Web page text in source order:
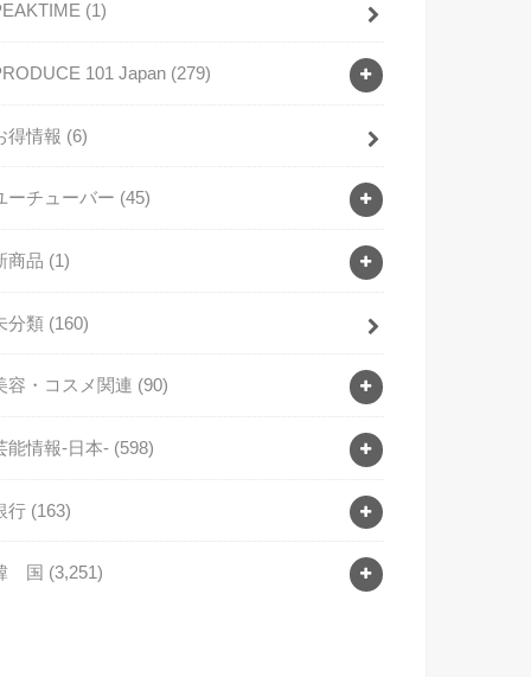
(1)
101 Japan (279)
得情報 (6)
ーチューバー (45)
商品 (1)
分類 (160)
容・コスメ関連 (90)
能情報-日本- (598)
行 (163)
国 (3,251)